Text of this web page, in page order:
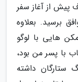
پیش از آغاز سفر
برسید. بعلاوه
هایی با لوگو
با پسر من بود،
داشته